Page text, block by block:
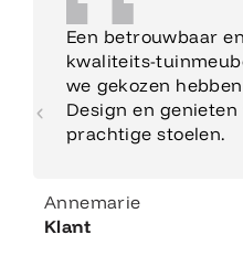
Een betrouwbaar
kwaliteits-
we gekozen
Design en genieten
prachtige stoelen.
Annemarie
Klant